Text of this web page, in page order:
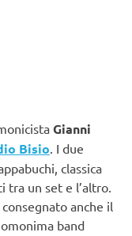
Gianni
Bisio. I due
classica
tra un set e l’altro.
anche il
band